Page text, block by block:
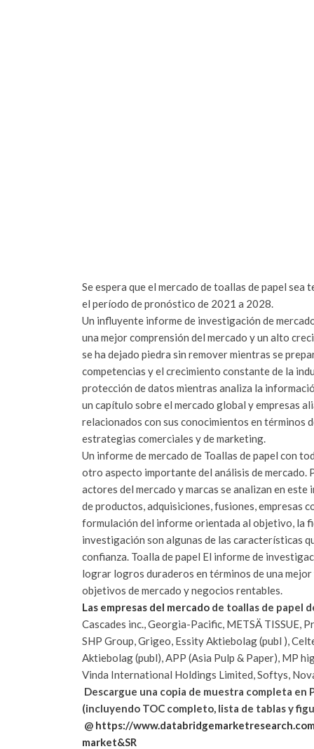
Se espera que el mercado de toallas de papel
el período de pronóstico de 2021 a 2028.
Un influyente informe de investigación de
una mejor comprensión del mercado y un alto
se ha dejado piedra sin remover mientras se
competencias y el crecimiento constante de la
protección de datos mientras analiza la
un capítulo sobre el mercado global y empresas
relacionados con sus conocimientos en términos
estrategias comerciales y de marketing.
Un informe de mercado de Toallas de papel con
otro aspecto importante del análisis de mercado.
actores del mercado y marcas se analizan en
de productos, adquisiciones, fusiones, empresas
formulación del informe orientada al objetivo, la
investigación son algunas de las características
confianza. Toalla de papel El informe de
lograr logros duraderos en términos de una
objetivos de mercado y negocios rentables.
Las empresas del mercado de toallas de papel
Cascades inc., Georgia-Pacific, METSÄ TISSUE,
SHP Group, Grigeo, Essity Aktiebolag (publ ),
Aktiebolag (publ), APP (Asia Pulp & Paper), MP
Vinda International Holdings Limited, Softys,
Descargue una copia de muestra completa en
(incluyendo TOC completo, lista de tablas y
@ https://
market&SR